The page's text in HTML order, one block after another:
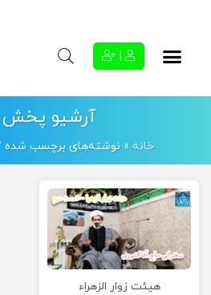
آرشیو پخش
خانه » نوشته‌های برچسب شده
هیئت زوار الزهراء